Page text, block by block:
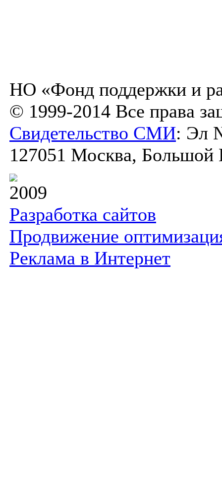
НО «Фонд поддержки и
© 1999-2014 Все права
Свидетельство СМИ: Эл
127051 Москва, Большой
2009
Разработка сайтов
Продвижение
Реклама в Интернет